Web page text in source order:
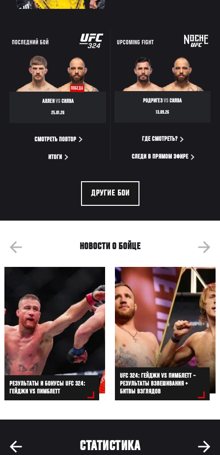
ПОСЛЕДНИЙ БОЙ
ПОБЕДА
АЛЛЕН VSСИЛВА
25.01.26
СМОТРЕТЬ ПОВТОР
ИТОГИ
UPCOMING FIGHT
РОДРИГЕЗVSСИЛВА
13.09.26
ГДЕ СМОТРЕТЬ?
СЛЕДИ В ПРЯМОМ ЭФИРЕ
ДРУГИЕ БОИ
НОВОСТИ О БОЙЦЕ
РЕЗУЛЬТАТЫ И БОНУСЫ UFC 324:
ГЕЙДЖИ VS ПИМБЛЕТТ
UFC 324: ГЕЙДЖИ VS ПИМБЛЕТТ –
РЕЗУЛЬТАТЫ ВЗВЕШИВАНИЯ +
БИТВЫ ВЗГЛЯДОВ
СТАТИСТИКА